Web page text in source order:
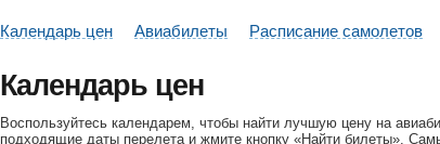
Календарь цен Авиабилеты Расписание самолетов
Календарь цен
Воспользуйтесь календарем, чтобы найти лучшую цену на
подходящие даты перелета и жмите кнопку «Найти билеты».